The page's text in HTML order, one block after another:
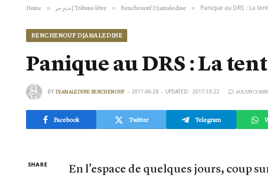
Home » منبر حر | Tribune libre » Benchenouf Djamaledine » Panique au DRS : La
BENCHENOUF DJAMALEDINE
Panique au DRS : La
BY DJAMALEDINE BENCHENOUF 2011-06-28 UPDATED: 2017-10-22 AUCUN
Facebook Twitter Telegram
SHARE
En l’espace de quelques jours, coup